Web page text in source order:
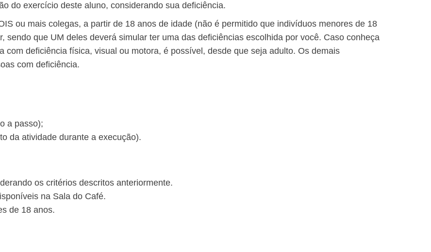
do exercício deste aluno, considerando sua deficiência.
ou mais colegas, a partir de 18 anos de idade (não é permitido que indivíduos menores de 18
sendo que UM deles deverá simular ter uma das deficiências escolhida por você. Caso conheça
com deficiência física, visual ou motora, é possível, desde que seja adulto. Os demais
com deficiência.
a passo);
da atividade durante a execução).
os critérios descritos anteriormente.
na Sala do Café.
de 18 anos.